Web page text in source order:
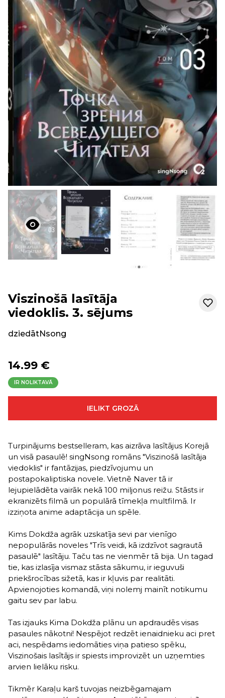
Viszinošā lasītāja
viedoklis. 3. sējums
dziedātNsong
14.99 €
IR NOLIKTAVĀ
IELIKT GROZĀ
Turpinājums bestselleram, kas aizrāva lasītājus Korejā
un visā pasaulē! singNsong romāns "Viszinošā lasītāja
viedoklis" ir fantāzijas, piedzīvojumu un
postapokaliptiska novele. Vietnē Naver tā ir
lejupielādēta vairāk nekā 100 miljonus reižu. Stāsts ir
ekranizēts filmā un populārā tīmekļa multfilmā. Ir
izziņota anime adaptācija un spēle.
Kims Dokdža agrāk uzskatīja sevi par vienīgo
nepopulārās noveles "Trīs veidi, kā izdzīvot sagrautā
pasaulē" lasītāju. Taču tas ne vienmēr tā bija. Un tagad
tie, kas izlasīja vismaz stāsta sākumu, ir ieguvuši
priekšrocības sižetā, kas ir kļuvis par realitāti.
Apvienojoties komandā, viņi nolemj mainīt notikumu
gaitu sev par labu.
Tas izjauks Kima Dokdža plānu un apdraudēs visas
pasaules nākotni! Nespējot redzēt ienaidnieku aci pret
aci, nespēdams iedomāties viņa patieso spēku,
Viszinošais lasītājs ir spiests improvizēt un uzņemties
arvien lielāku risku.
Tikmēr Karaļu karš tuvojas neizbēgamajam